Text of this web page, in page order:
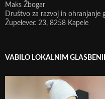
Maks Žbogar
Društvo za razvoj in ohranjanje
Župelevec 23, 8258 Kapele
VABILO LOKALNIM